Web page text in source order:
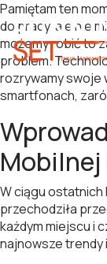
Pamiętam ten
do pracy, ale nie
możemy robić to
problem.
rozrywamy swoje
smartfonach,
Mobilnej
W ciągu ostatnich
przechodziła
każdym miejscu i
najnowsze trendy